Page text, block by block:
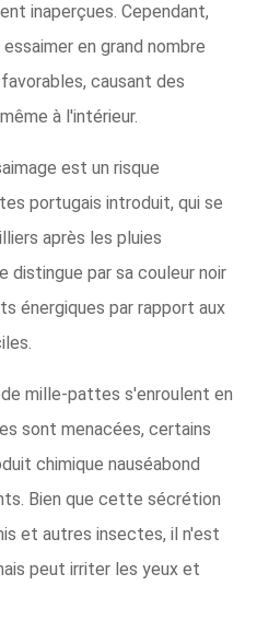
inaperçues. Cependant,
en grand nombre
causant des
à l'intérieur.
est un risque
portugais introduit, qui se
après les pluies
distingue par sa couleur noir
énergiques par rapport aux
mille-pattes s'enroulent en
sont menacées, certains
chimique nauséabond
Bien que cette sécrétion
et autres insectes, il n'est
peut irriter les yeux et